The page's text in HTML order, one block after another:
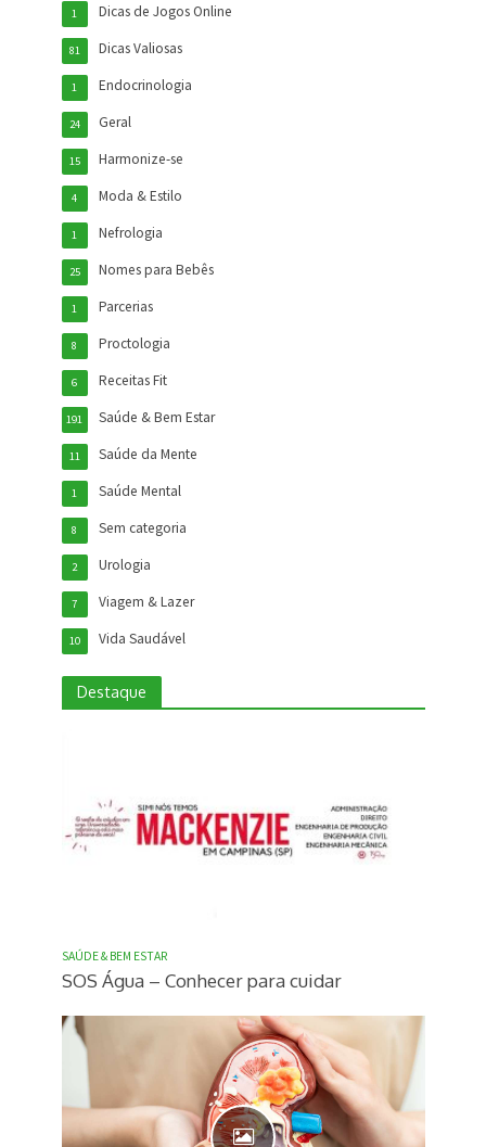
Dicas de Jogos Online
1
Dicas Valiosas
81
Endocrinologia
1
Geral
24
Harmonize-se
15
Moda & Estilo
4
Nefrologia
1
Nomes para Bebês
25
Parcerias
1
Proctologia
8
Receitas Fit
6
Saúde & Bem Estar
191
Saúde da Mente
11
Saúde Mental
1
Sem categoria
8
Urologia
2
Viagem & Lazer
7
Vida Saudável
10
Destaque
SAÚDE & BEM ESTAR
SOS Água – Conhecer para cuidar